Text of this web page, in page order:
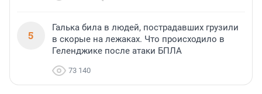
5
Галька била в людей, пострадавших грузили
в скорые на лежаках. Что происходило в
Геленджике после атаки БПЛА
73 140